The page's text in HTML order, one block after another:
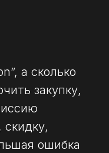
а сколько
закупку,
ошибка